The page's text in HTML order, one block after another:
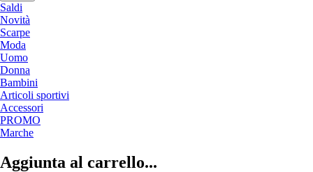
Saldi
Novità
Scarpe
Moda
Uomo
Donna
Bambini
Articoli sportivi
Accessori
PROMO
Marche
Aggiunta al carrello...